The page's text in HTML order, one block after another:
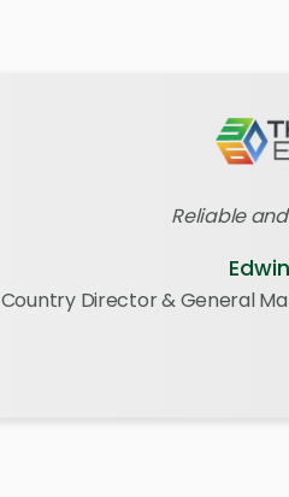
Reliable
Country Director & General